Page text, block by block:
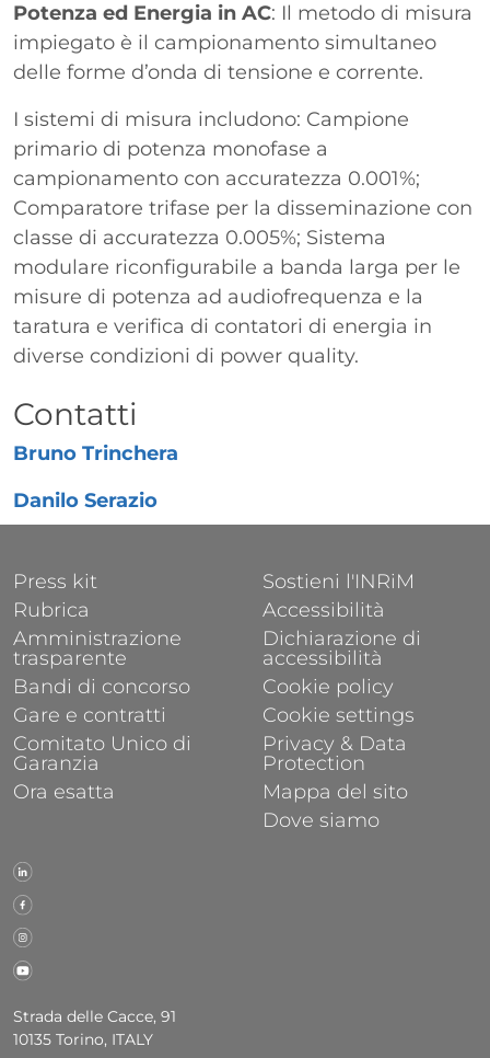
Potenza ed Energia in AC: Il metodo di misura
impiegato è il campionamento simultaneo
delle forme d’onda di tensione e corrente.
I sistemi di misura includono: Campione
primario di potenza monofase a
campionamento con accuratezza 0.001%;
Comparatore trifase per la disseminazione con
classe di accuratezza 0.005%; Sistema
modulare riconfigurabile a banda larga per le
misure di potenza ad audiofrequenza e la
taratura e verifica di contatori di energia in
diverse condizioni di power quality.
Titolo
Contatti
Bruno Trinchera
Danilo Serazio
Strada delle Cacce, 91
10135 Torino, ITALY
FOOTER 1
Press kit
Rubrica
Amministrazione
trasparente
Bandi di concorso
Gare e contratti
Comitato Unico di
Garanzia
Ora esatta
FOOTER 2
Sostieni l'INRiM
Accessibilità
Dichiarazione di
accessibilità
Cookie policy
Cookie settings
Privacy & Data
Protection
Mappa del sito
Dove siamo